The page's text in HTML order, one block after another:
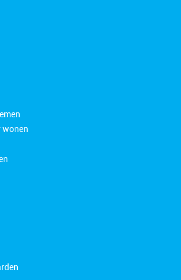
HR++ glass
heating system replaced in
and radiators)
panels
and child-friendly
throw away
station within cycling distance
highways